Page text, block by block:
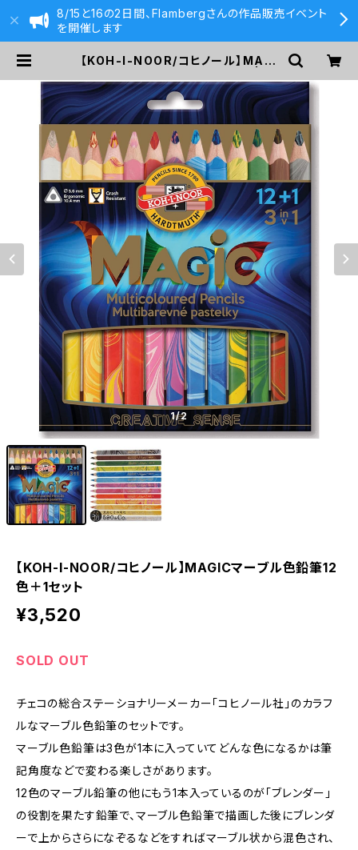
8/15と16の2日間、Flambergさんの作品販売イベント
を開催します
【KOH-I-NOOR/コヒノール】MAGI
0&Co.
1/2
【KOH-I-NOOR/コヒノール】MAGICマーブル色鉛筆12
色＋1セット
¥3,520
SOLD OUT
チェコの総合ステーショナリーメーカー「コヒノール社」のカラフ
ルなマーブル色鉛筆のセットです。
マーブル色鉛筆は3色が1本に入っていてどんな色になるかは筆
記角度などで変わる楽しさがあります。
12色のマーブル鉛筆の他にもう1本入っているのが「ブレンダー」
の役割を果たす鉛筆で、マーブル色鉛筆で描画した後にブレンダ
ーで上からさらになぞるなどをすればマーブル状から混色され、